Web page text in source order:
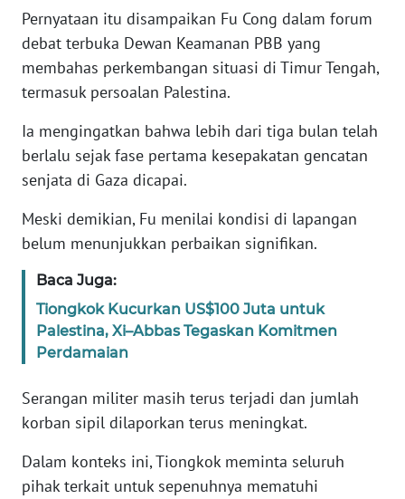
Pernyataan itu disampaikan Fu Cong dalam forum
debat terbuka Dewan Keamanan PBB yang
membahas perkembangan situasi di Timur Tengah,
termasuk persoalan Palestina.
Ia mengingatkan bahwa lebih dari tiga bulan telah
berlalu sejak fase pertama kesepakatan gencatan
senjata di Gaza dicapai.
Meski demikian, Fu menilai kondisi di lapangan
belum menunjukkan perbaikan signifikan.
Baca Juga:
Tiongkok Kucurkan US$100 Juta untuk
Palestina, Xi–Abbas Tegaskan Komitmen
Perdamaian
Serangan militer masih terus terjadi dan jumlah
korban sipil dilaporkan terus meningkat.
Dalam konteks ini, Tiongkok meminta seluruh
pihak terkait untuk sepenuhnya mematuhi
KAMI
MEDIA
SIBER
REDAKSI
KARIR
DISCLAIMER
Wahana
Regional
JAKARTA